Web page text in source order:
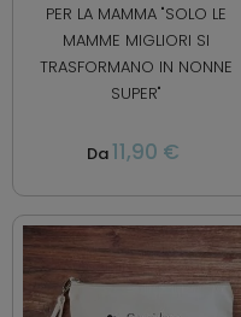
PER LA MAMMA "SOLO LE
MAMME MIGLIORI SI
TRASFORMANO IN NONNE
SUPER"
Da11,90 €